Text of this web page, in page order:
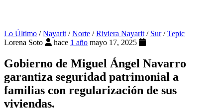
Lo Último /Nayarit/Norte /Riviera Nayarit/ Sur/Tepic
Lorena Soto
hace 1 año mayo 17, 2025
Gobierno de Miguel Ángel Navarro
garantiza seguridad patrimonial a
familias con regularización de sus
viviendas.